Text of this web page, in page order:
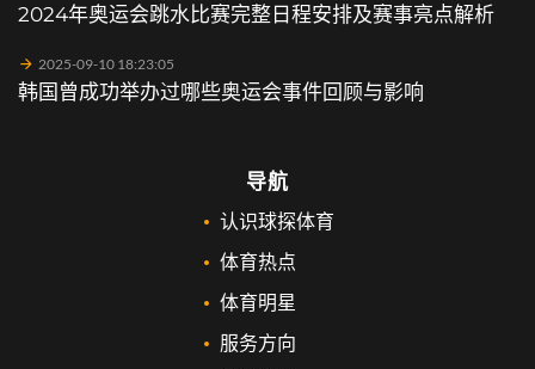
2024年奥运会跳水比赛完整日程安排及赛事亮点解析
2025-09-10 18:23:05
韩国曾成功举办过哪些奥运会事件回顾与影响
导航
认识球探体育
体育热点
体育明星
服务方向